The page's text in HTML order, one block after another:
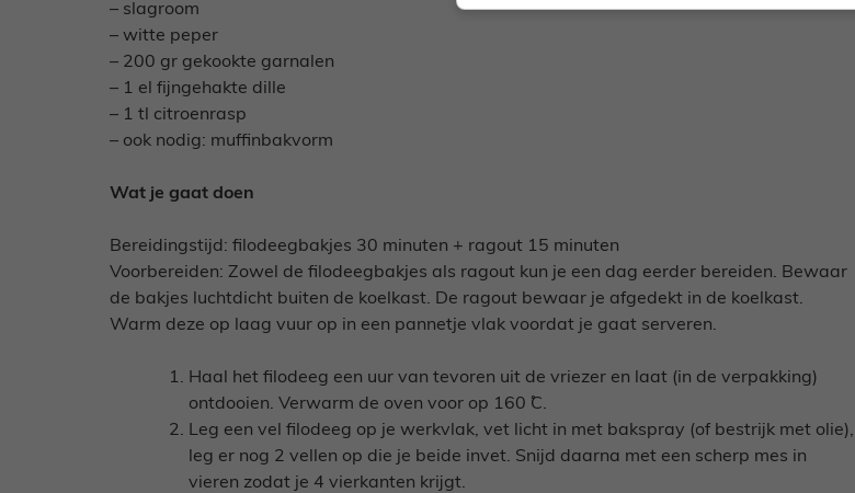
– slagroom
– witte peper
– 200 gr gekookte garnalen
– 1 el fijngehakte dille
– 1 tl citroenrasp
– ook nodig: muffinbakvorm
Wat je gaat doen
Bereidingstijd: filodeegbakjes 30 minuten + ragout 15 minuten
Voorbereiden: Zowel de filodeegbakjes als ragout kun je een dag eerder bereiden. Bewaar
de bakjes luchtdicht buiten de koelkast. De ragout bewaar je afgedekt in de koelkast.
Warm deze op laag vuur op in een pannetje vlak voordat je gaat serveren.
Haal het filodeeg een uur van tevoren uit de vriezer en laat (in de verpakking)
ontdooien. Verwarm de oven voor op 160 ˚C.
Leg een vel filodeeg op je werkvlak, vet licht in met bakspray (of bestrijk met olie),
leg er nog 2 vellen op die je beide invet. Snijd daarna met een scherp mes in
vieren zodat je 4 vierkanten krijgt.